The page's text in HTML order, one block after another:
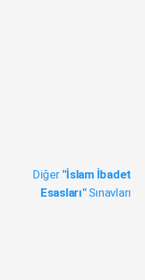
Diğer "İslam İbadet
Esasları"Sınavları